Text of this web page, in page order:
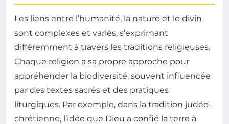
Les liens entre l’humanité, la nature et le divin
sont complexes et variés, s’exprimant
différemment à travers les traditions religieuses.
Chaque religion a sa propre approche pour
appréhender la biodiversité, souvent influencée
par des textes sacrés et des pratiques
liturgiques. Par exemple, dans la tradition judéo-
chrétienne, l’idée que Dieu a confié la terre à